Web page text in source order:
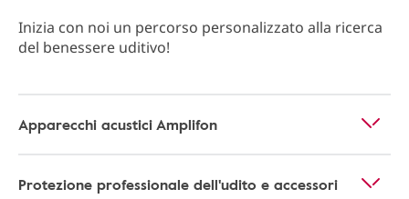
Inizia con noi un percorso personalizzato alla ricerca
del benessere uditivo!
Apparecchi acustici Amplifon
Protezione professionale dell'udito e accessori